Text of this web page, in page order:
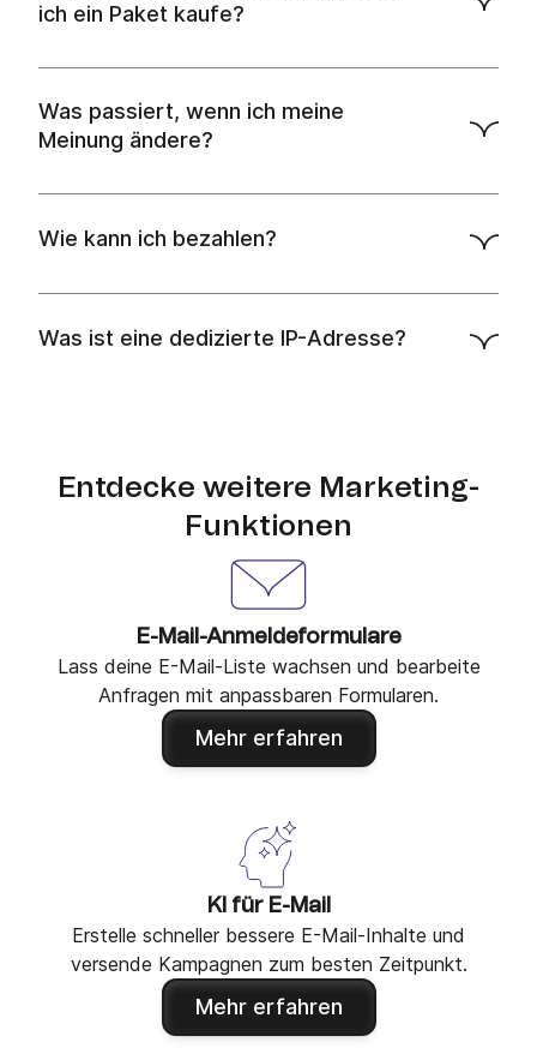
Dokumente
ich ein Paket kaufe?
Was passiert, wenn ich meine
Meinung ändere?
Wie kann ich bezahlen?
Was ist eine dedizierte IP-Adresse?
Entdecke weitere Marketing-
Funktionen
E-Mail-Anmeldeformulare
Lass deine E-Mail-Liste wachsen und bearbeite
Anfragen mit anpassbaren Formularen.
Mehr erfahren
KI für E-Mail
Erstelle schneller bessere E-Mail-Inhalte und
versende Kampagnen zum besten Zeitpunkt.
Mehr erfahren